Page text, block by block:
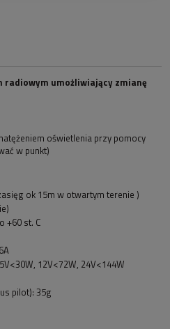
radiowym umożliwiający zmianę
oświetlenia przy pomocy
w punkt)
ok 15m w otwartym terenie )
+60 st. C
12V<72W, 24V<144W
pilot): 35g